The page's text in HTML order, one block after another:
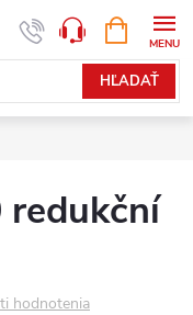
HĽADAŤ
KOŠÍK
redukční
hodnotenia